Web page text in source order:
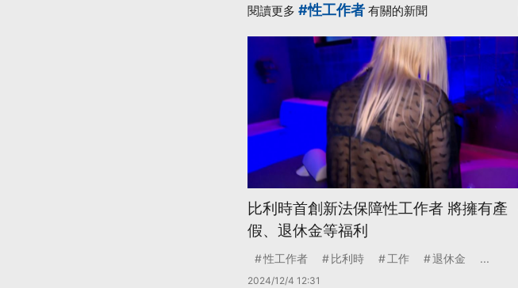
閱讀更多 #性工作者 有關的新聞
比利時首創新法保障性工作者 將擁有產
假、退休金等福利
性工作者 比利時 工作 退休金 ...
2024/12/4 12:31